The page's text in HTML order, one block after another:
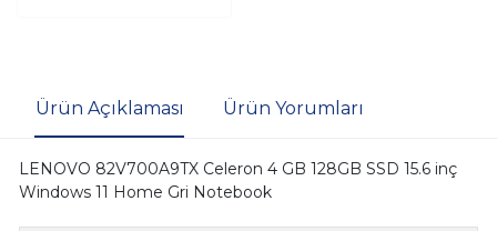
Ürün Açıklaması Ürün Yorumları
LENOVO 82V700A9TX Celeron 4 GB 128GB SSD 15.6 inç
Windows 11 Home Gri Notebook